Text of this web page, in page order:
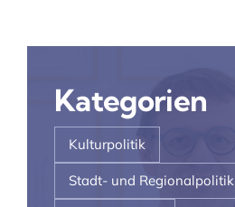
Kategorien
Kulturpolitik
Stadt- und Regionalpolitik